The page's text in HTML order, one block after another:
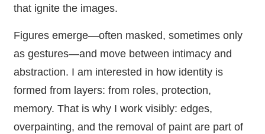
that ignite the images.
Figures emerge—often masked, sometimes only
as gestures—and move between intimacy and
abstraction. I am interested in how identity is
formed from layers: from roles, protection,
memory. That is why I work visibly: edges,
overpainting, and the removal of paint are part of